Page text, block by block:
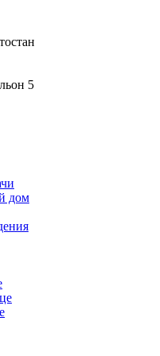
5
дом